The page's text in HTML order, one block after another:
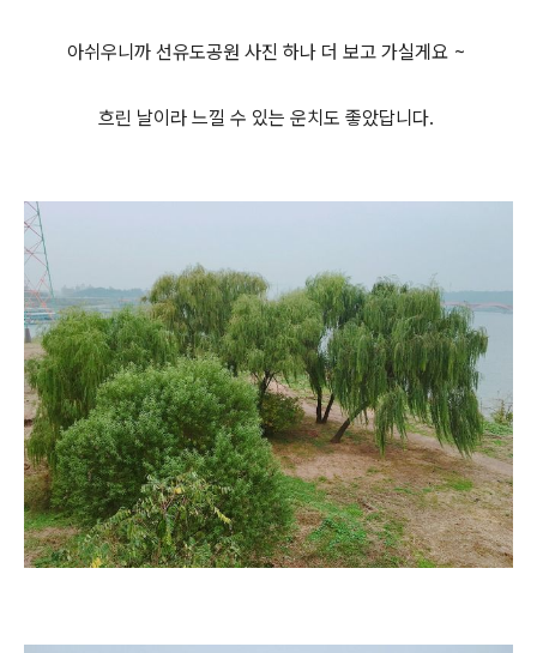
아쉬우니까 선유도공원 사진 하나 더 보고 가실게요 ~
흐린 날이라 느낄 수 있는 운치도 좋았답니다.